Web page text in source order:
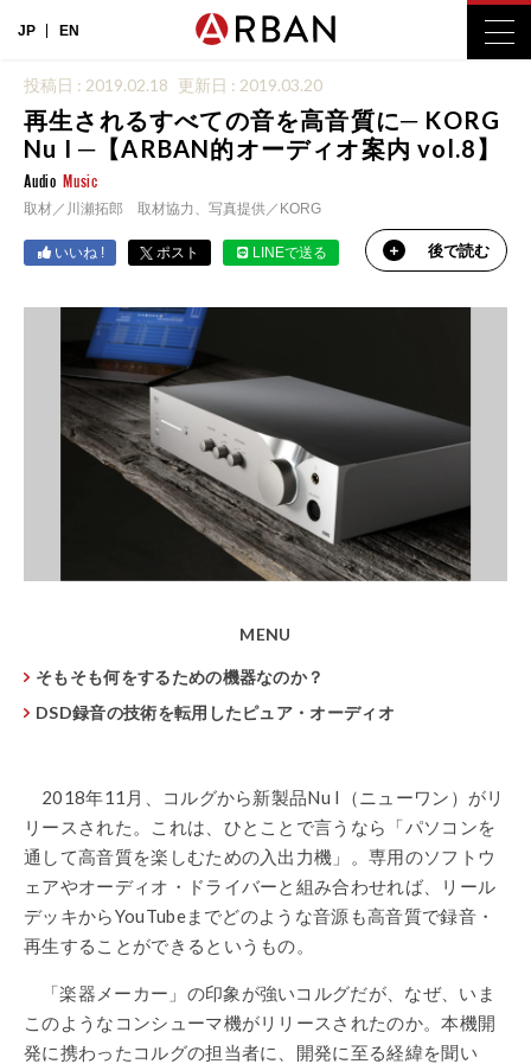
JP EN
投稿日 : 2019.02.18 更新日 : 2019.03.20
再生されるすべての音を高音質に─ KORG
Nu I ─【ARBAN的オーディオ案内 vol.8】
Audio Music
取材／川瀬拓郎 取材協力、写真提供／KORG
いいね ! ポスト LINEで送る 後で読む
MENU
そもそも何をするための機器なのか？
DSD録音の技術を転用したピュア・オーディオ
2018年11月、コルグから新製品Nu I（ニューワン）がリ
リースされた。これは、ひとことで言うなら「パソコンを
通して高音質を楽しむための入出力機」。専用のソフトウ
ェアやオーディオ・ドライバーと組み合わせれば、リール
デッキからYouTubeまでどのような音源も高音質で録音・
再生することができるというもの。
「楽器メーカー」の印象が強いコルグだが、なぜ、いま
このようなコンシューマ機がリリースされたのか。本機開
発に携わったコルグの担当者に、開発に至る経緯を聞い